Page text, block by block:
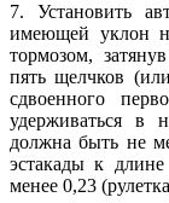
7. Установить
имеющей уклон
тормозом,
пять щелчков
сдвоенного
удерживаться в
должна быть не
эстакады к
менее 0,23